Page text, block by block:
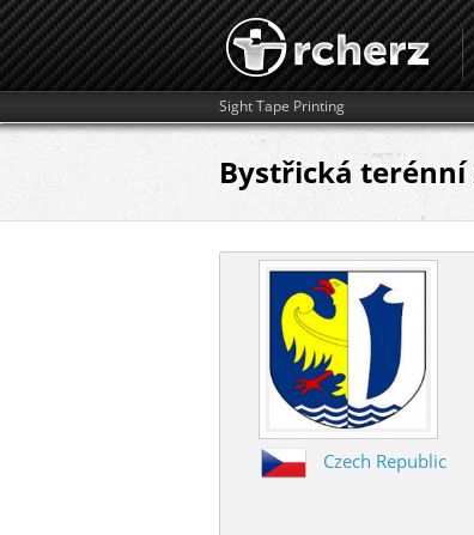
Sight Tape Printing
Bystřická terénní
Czech Republic